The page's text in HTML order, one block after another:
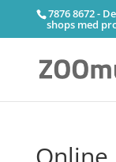
7876 8672 -
shops med